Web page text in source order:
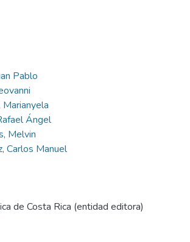
Pablo
Ángel
Melvin
Carlos Manuel
de Costa Rica (entidad editora)